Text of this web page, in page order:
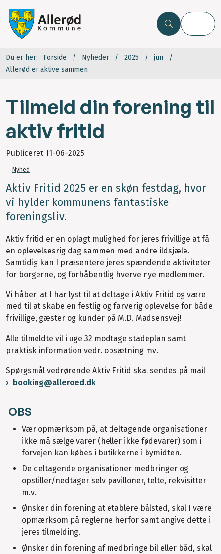
Du er her: Forside Nyheder 2025
jun
Allerød er aktive sammen
Tilmeld din forening til
aktiv fritid
Publiceret 11-06-2025
Nyhed
Aktiv Fritid 2025 er en skøn festdag, hvor
vi hylder kommunens fantastiske
foreningsliv.
Aktiv fritid er en oplagt mulighed for jeres frivillige at få
en oplevelsesrig dag sammen med andre ildsjæle.
Samtidig kan I præsentere jeres spændende aktiviteter
for borgerne, og forhåbentlig hverve nye medlemmer.
Vi håber, at I har lyst til at deltage i Aktiv Fritid og være
med til at skabe en festlig og farverig oplevelse for både
frivillige, gæster og kunder på M.D. Madsensvej!
Alle tilmeldte vil i uge 32 modtage stadeplan samt
praktisk information vedr. opsætning mv.
Spørgsmål vedrørende Aktiv Fritid skal sendes på mail
booking@alleroed.dk
OBS
Vær opmærksom på, at deltagende organisationer
ikke må sælge varer (heller ikke fødevarer) som i
forve­jen kan købes i butikkerne i bymidten.
De deltagende organisationer medbringer og
opstiller/nedtager selv pavilloner, telte, rekvisitter
m.v.
Ønsker din forening at etablere bålsted, skal I være
opmærksom på reglerne herfor samt angive dette i
jeres tilmelding.
Ønsker din forening af medbringe bil eller båd, skal